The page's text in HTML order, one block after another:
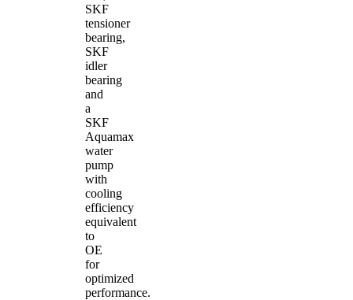
SKF
tensioner
bearing,
SKF
idler
bearing
and
a
SKF
Aquamax
water
pump
with
cooling
efficiency
equivalent
to
OE
for
optimized
performance.